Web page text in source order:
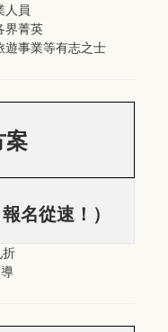
人員
界菁英
遊事業等有志之士
案
名從速！）
折